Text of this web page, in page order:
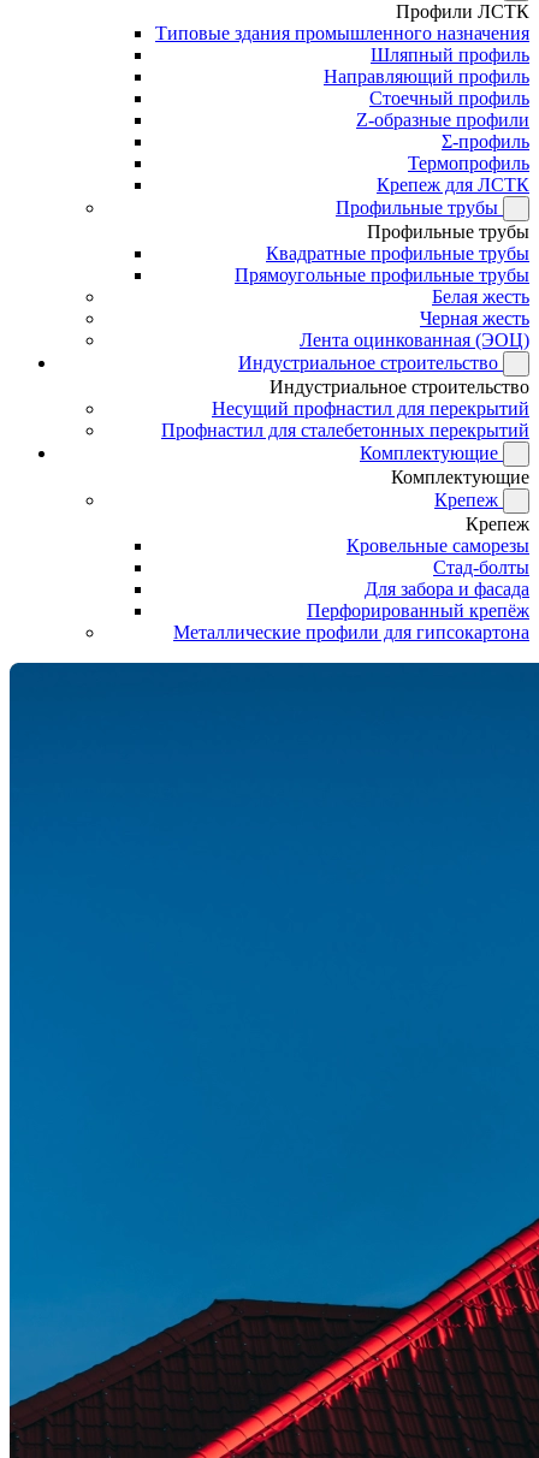
Профили ЛСТК
Типовые здания промышленного назначения
Шляпный профиль
Направляющий профиль
Стоечный профиль
Z-образные профили
Σ-профиль
Термопрофиль
Крепеж для ЛСТК
Профильные трубы
Профильные трубы
Квадратные профильные трубы
Прямоугольные профильные трубы
Белая жесть
Черная жесть
Лента оцинкованная (ЭОЦ)
Индустриальное строительство
Индустриальное строительство
Несущий профнастил для перекрытий
Профнастил для сталебетонных перекрытий
Комплектующие
Комплектующие
Крепеж
Крепеж
Кровельные саморезы
Стад-болты
Для забора и фасада
Перфорированный крепёж
Металлические профили для гипсокартона